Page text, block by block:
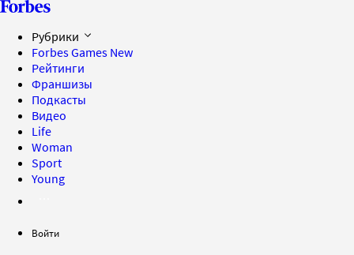
Рубрики
Forbes Games New
Рейтинги
Франшизы
Подкасты
Видео
Life
Woman
Sport
Young
Войти